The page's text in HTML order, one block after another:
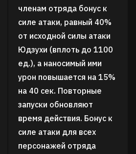
членам отряда бонус к
силе атаки, равный 40%
от исходной силы атаки
Юдзухи (вплоть до 1100
ед.), а наносимый ими
урон повышается на 15%
на 40 сек. Повторные
запуски обновляют
время действия. Бонус к
силе атаки для всех
персонажей отряда